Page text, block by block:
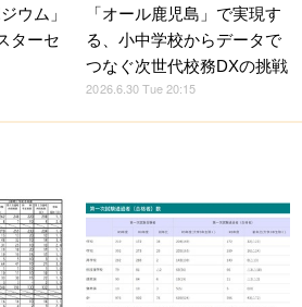
ウム」
ターセ
「オール鹿児島」で実現す
る、小中学校からデータで
つなぐ次世代校務DXの挑戦
2026.6.30 Tue 20:15